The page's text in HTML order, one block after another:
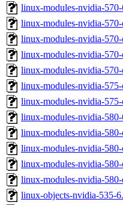
linux-modules-nvidia-
linux-modules-nvidia-
linux-modules-nvidia-
linux-modules-nvidia-
linux-modules-nvidia-
linux-modules-nvidia-
linux-modules-nvidia-
linux-modules-nvidia-
linux-modules-nvidia-
linux-modules-nvidia-
linux-modules-nvidia-
linux-modules-nvidia-
linux-objects-nvidia-535-